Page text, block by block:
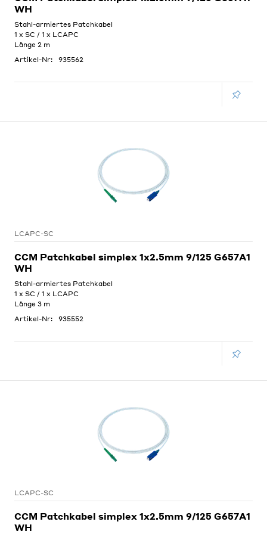
WH
Stahl-armiertes Patchkabel
1 x SC / 1 x LCAPC
Länge 2 m
Artikel-Nr:
935562
LCAPC-SC
CCM Patchkabel simplex 1x2.5mm 9/125 G657A1
WH
Stahl-armiertes Patchkabel
1 x SC / 1 x LCAPC
Länge 3 m
Artikel-Nr:
935552
LCAPC-SC
CCM Patchkabel simplex 1x2.5mm 9/125 G657A1
WH